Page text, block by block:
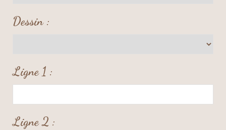
Dessin :
Ligne 1 :
Ligne 2 :